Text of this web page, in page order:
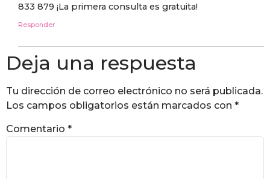
833 879 ¡La primera consulta es gratuita!
Responder
Deja una respuesta
Tu dirección de correo electrónico no será publicada.
Los campos obligatorios están marcados con *
Comentario *